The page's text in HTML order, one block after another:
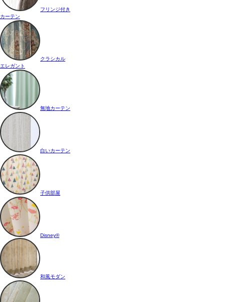
フリンジ付き
カーテン
クラシカル
エレガント
無地カーテン
白いカーテン
子供部屋
Disney®
和風モダン